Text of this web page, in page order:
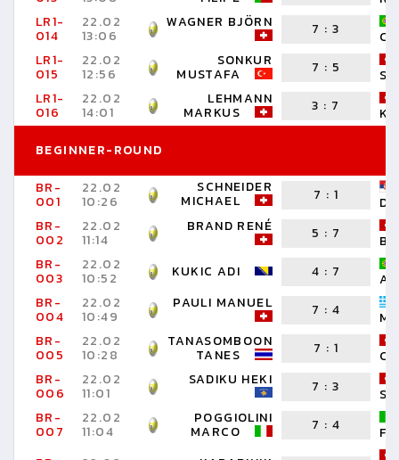
LR1-
014
22.02
13:06
WAGNER BJÖRN 7 :3
LR1-
015
22.02
12:56
SONKUR
MUSTAFA 7 : 5
LR1-
016
22.02
14:01
LEHMANN
MARKUS 3 : 7
BEGINNER-ROUND
BR-
001
22.02
10:26
SCHNEIDER
MICHAEL 7 : 1
BR-
002
22.02
11:14
BRAND RENÉ 5 : 7
BR-
003
22.02
10:52 KUKIC ADI 4 : 7
BR-
004
22.02
10:49
PAULI MANUEL 7 : 4
BR-
005
22.02
10:28
TANASOMBOON
TANES 7 : 1
BR-
006
22.02
11:01
SADIKU HEKI 7 :3
BR-
007
22.02
11:04
POGGIOLINI
MARCO 7 : 4